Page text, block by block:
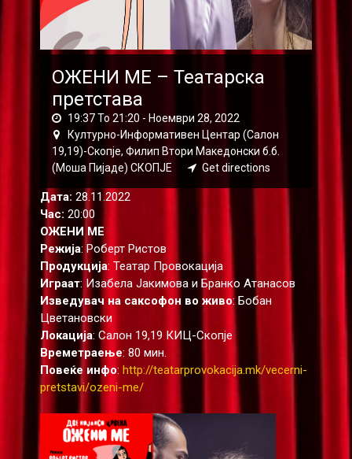
ОЖЕНИ МЕ – Театарска
претстава
19:37 To 21:20 - Ноември 28, 2022
Културно-Информативен Центар (Салон
19,19)-Скопје, Филип Втори Македонски б.б.
(Моша Пијаде) СКОПЈЕ
Get directions
Дата: 28.11.2022
Час: 20:00
ОЖЕНИ МЕ
Режија: Роберт Ристов
Продукција: Театар Провокација
Играат: Изабела Јакимова и Бранко Атанасов
Изведувач на саксофон во живо: Бобан
Цветановски
Локација: Салон 19,19 КИЦ-Скопје
Времетраење: 80 мин.
Повеќе инфо: http://teatarprovokacija.mk/vecerni-
pretstavi/ozeni-me/